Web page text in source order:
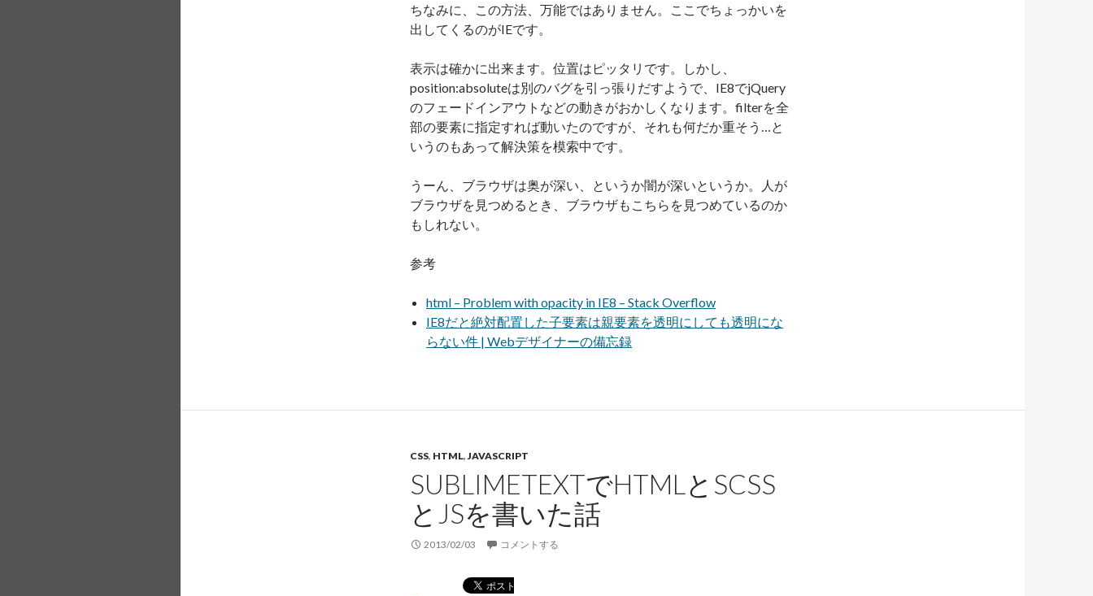
ちなみに、この方法、万能ではありません。ここでちょっかいを
出してくるのがIEです。
表示は確かに出来ます。位置はピッタリです。しかし、
position:absoluteは別のバグを引っ張りだすようで、IE8でjQuery
のフェードインアウトなどの動きがおかしくなります。filterを全
部の要素に指定すれば動いたのですが、それも何だか重そう…と
いうのもあって解決策を模索中です。
うーん、ブラウザは奥が深い、というか闇が深いというか。人が
ブラウザを見つめるとき、ブラウザもこちらを見つめているのか
もしれない。
参考
html – Problem with opacity in IE8 – Stack Overflow
IE8だと絶対配置した子要素は親要素を透明にしても透明にな
らない件 | Webデザイナーの備忘録
CSS, HTML, JAVASCRIPT
SUBLIMETEXTでHTMLとSCSS
とJSを書いた話
2013/02/03 コメントする